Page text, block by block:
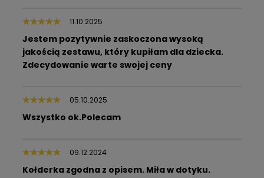
11.10.2025
Jestem pozytywnie zaskoczona wysoką
jakością zestawu, który kupiłam dla dziecka.
Zdecydowanie warte swojej ceny
05.10.2025
Wszystko ok.Polecam
09.12.2024
Kołderka zgodna z opisem. Miła w dotyku.